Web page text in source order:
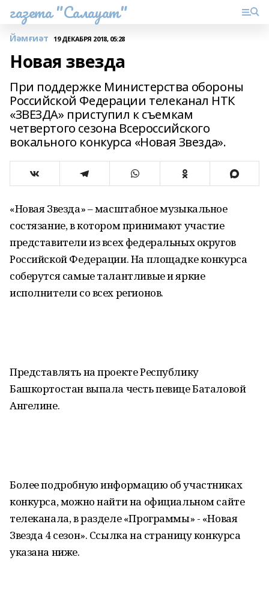
газета "Салауат"
Йәмғиәт 19 ДЕКАБРЯ 2018, 05:28
Новая звезда
При поддержке Министерства обороны
Российской Федерации телеканал НТК
«ЗВЕЗДА» приступил к съемкам
четвертого сезона Всероссийского
вокального конкурса «Новая Звезда».
«Новая Звезда» – масштабное музыкальное
состязание, в котором принимают участие
представители из всех федеральных округов
Российской Федерации. На площадке конкурса
соберутся самые талантливые и яркие
исполнители со всех регионов.
Представлять на проекте Республику
Башкортостан выпала честь певице Баталовой
Ангелине.
Более подробную информацию об участниках
конкурса, можно найти на официальном сайте
телеканала, в разделе «Программы» - «Новая
Звезда 4 сезон». Ссылка на страницу конкурса
указана ниже.